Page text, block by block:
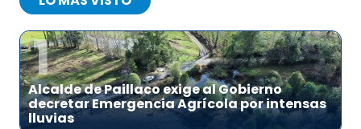
1
Alcalde de Paillaco exige al Gobierno
decretar Emergencia Agrícola por intensas
lluvias